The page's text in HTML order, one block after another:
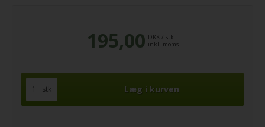
195,00 DKK/ stk
inkl. moms
stk